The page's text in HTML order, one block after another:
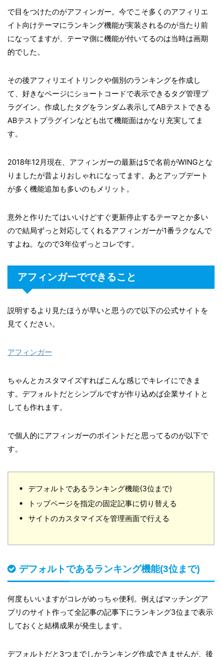
で目をつけたのがアフィンガー。今でこそ多くのアフィリエ
イト向けテーマにランキング機能が実装されるのが当たり前
になってますが、テーマ側に機能が付いてるのは当時は画期
的でした。
その後アフィリエイトリンクや個別のランキングを作成し
て、好きなページにショートコードで表示できるタグ管理プ
ラグイン。作成したタグをランダム表示してABテストできる
ABテストプラグインなども出て機能面はかなり充実してま
す。
2018年12月現在、アフィンガーの最新は5で名前がWINGとな
りましたが昔よりおしゃれになってます。あとアップデート
が多く機能追加も多いのもメリット。
意外と作りたてはいいけどすぐ更新停止するテーマとか多い
ので結局ずっと対応してくれるアフィンガーが1番ラクなんで
すよね。なので3年位ずっとコレです。
アフィンガーでできること
説明するより見たほうが早いと思うので以下の公式サイトを
見てください。
アフィンガー
ちゃんとカスタマイズすればこんな感じでキレイにできま
す。デフォルトだとシンプルですが作り込めば企業サイトと
しても作れます。
で個人的にアフィンガーのポイントだと思ってるのが以下で
す。
デフォルトであるランキング機能(3位まで)
トップページを指定の固定記事に切り替える
サイトのカスタマイズを管理画面で行える
デフォルトであるランキング機能(3位まで)
何度もいいますがコレがめっちゃ便利。例えばマッチングア
プリのサイト作って全記事の記事下にランキング3位まで表示
しておくと結構成果が発生します。
デフォルトだと3つまでしかランキング作成できませんが、後